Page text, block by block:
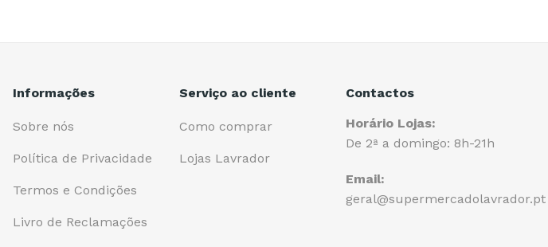
Informações
Sobre nós
Política de Privacidade
Termos e Condições
Livro de Reclamações
Serviço ao cliente
Como comprar
Lojas Lavrador
Contactos
Horário Lojas:
De 2ª a domingo: 8h-21h
Email:
geral@supermercadolavrador.pt